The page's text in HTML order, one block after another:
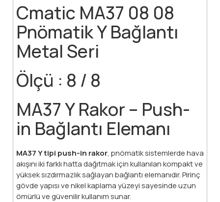
Cmatic MA37 08 08
Pnömatik Y Bağlantı
Metal Seri
Ölçü : 8 / 8
MA37 Y Rakor – Push-
in Bağlantı Elemanı
MA37 Y tipi push-in rakor, pnömatik sistemlerde hava
akışını iki farklı hatta dağıtmak için kullanılan kompakt ve
yüksek sızdırmazlık sağlayan bağlantı elemanıdır. Pirinç
gövde yapısı ve nikel kaplama yüzeyi sayesinde uzun
ömürlü ve güvenilir kullanım sunar.